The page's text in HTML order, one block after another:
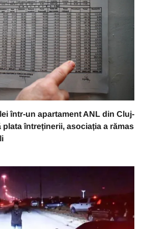
într-un apartament ANL din Cluj-
plata întreținerii, asociația a rămas